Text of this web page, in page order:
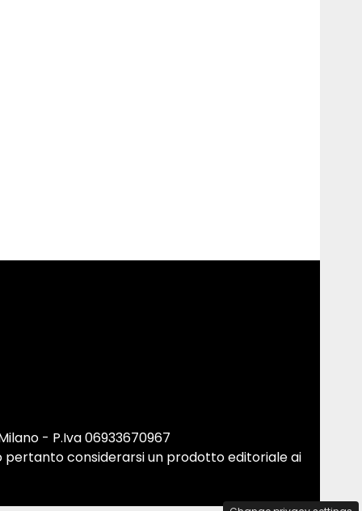
- P.Iva 06933670967
pertanto considerarsi un prodotto editoriale ai